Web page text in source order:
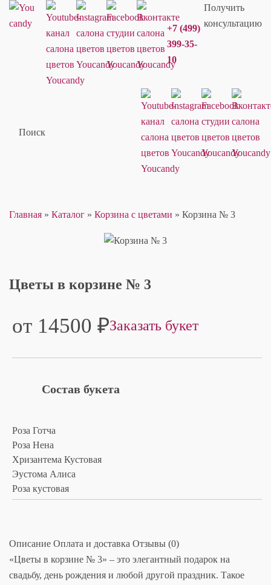
+7 (499)
399-35-
10
Получить
консультацию
Поиск
Главная » Каталог » Корзина с цветами » Корзина № 3
Цветы в корзине № 3
от 14500 ₽Заказать букет
Состав букета
Роза Готча
Роза Нена
Хризантема Кустовая
Эустома Алиса
Роза кустовая
Описание Оплата и доставка Отзывы (0)
«Цветы в корзине № 3» – это элегантный подарок на
свадьбу, день рождения и любой другой праздник. Такое